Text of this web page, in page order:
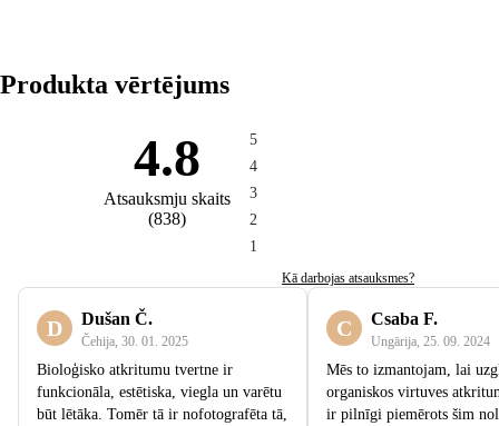
Produkta vērtējums
4.8
Atsauksmju skaits
(838)
5
4
3
2
1
Kā darbojas atsauksmes?
D Dušan Č.
Čehija 30. 01. 2025
Bioloģisko atkritumu tvertne ir
funkcionāla, estētiska, viegla un varētu
būt lētāka. Tomēr tā ir nofotografēta tā,
C Csaba F.
Ungārija 25. 09. 2024
Mēs to izmantojam, lai
organiskos virtuves
ir pilnīgi piemērots šim